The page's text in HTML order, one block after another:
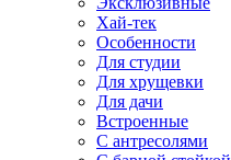
Хай-тек
Особенности
Для студии
Для хрущевки
Для дачи
Встроенные
С антресолями